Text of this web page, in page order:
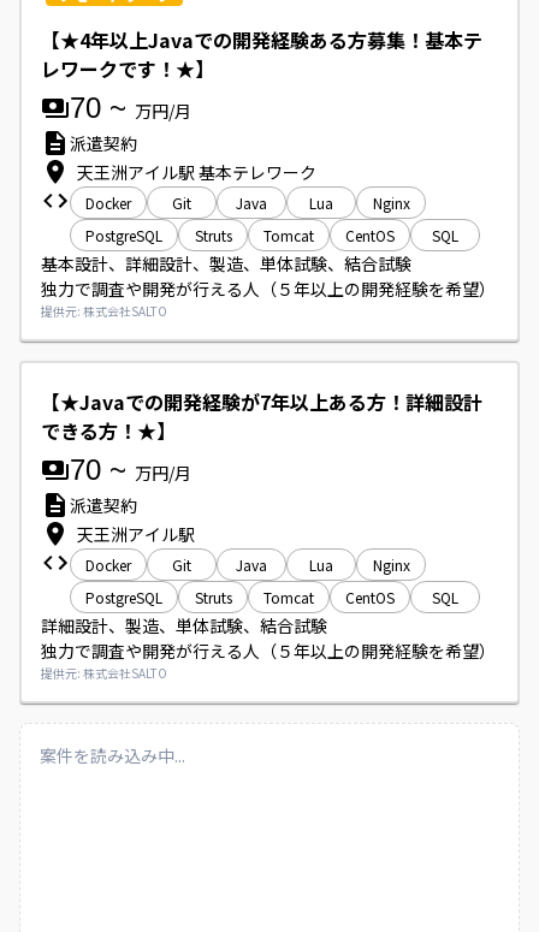
【★4年以上Javaでの開発経験ある方募集！基本テ
レワークです！★】
70 ~ 万円/月
派遣契約
天王洲アイル駅 基本テレワーク
Docker Git Java Lua
Nginx
PostgreSQL
Struts Tomcat CentOS SQL
基本設計、詳細設計、製造、単体試験、結合試験
独力で調査や開発が行える人（５年以上の開発経験を希望）
提供元: 株式会社SALTO
【★Javaでの開発経験が7年以上ある方！詳細設計
できる方！★】
70 ~ 万円/月
派遣契約
天王洲アイル駅
Docker Git Java Lua
Nginx
PostgreSQL
Struts Tomcat CentOS SQL
詳細設計、製造、単体試験、結合試験
独力で調査や開発が行える人（５年以上の開発経験を希望）
提供元: 株式会社SALTO
案件を読み込み中...